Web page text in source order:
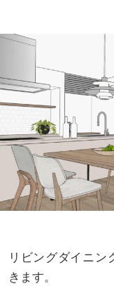
リビングダイニン
きます。